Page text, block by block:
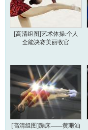
[高清组图]艺术体操:个人
全能决赛美丽收官
[高清组图]蹦床——黄珊汕